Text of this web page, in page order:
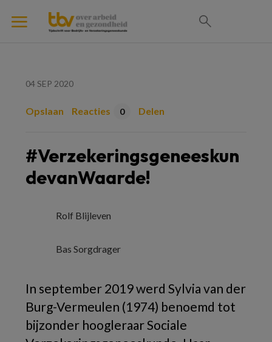
04 SEP 2020
Opslaan Reacties 0 Delen
#Verzekeringsgeneeskun
devanWaarde!
Rolf Blijleven
Bas Sorgdrager
In september 2019 werd Sylvia van der
Burg-Vermeulen (1974) benoemd tot
bijzonder hoogleraar Sociale